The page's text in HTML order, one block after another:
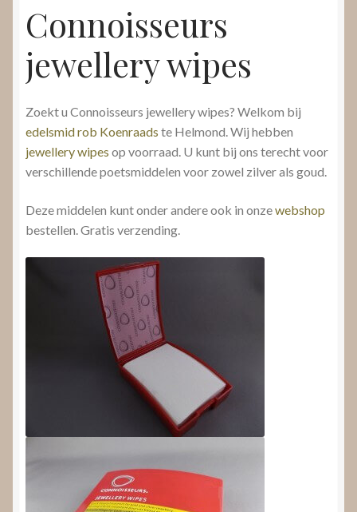
Connoisseurs
jewellery wipes
Zoekt u Connoisseurs jewellery wipes? Welkom bij
edelsmid rob Koenraads te Helmond. Wij hebben
jewellery wipes op voorraad. U kunt bij ons terecht voor
verschillende poetsmiddelen voor zowel zilver als goud.
Deze middelen kunt onder andere ook in onzewebshop
bestellen. Gratis verzending.